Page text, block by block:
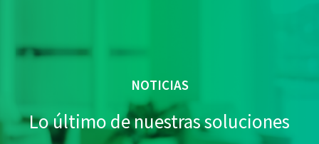
NOTICIAS
Lo último de nuestras soluciones